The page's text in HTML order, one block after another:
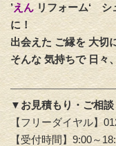
’えんリフォーム‘ シ
に！
出会えた ご縁を 大切
そんな 気持ちで 日々
▼お見積もり・ご相
【フリーダイヤル】
【受付時間】9:00～